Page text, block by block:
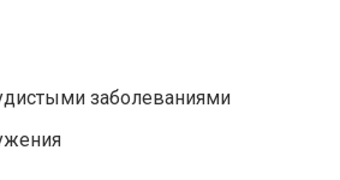
заболеваниями